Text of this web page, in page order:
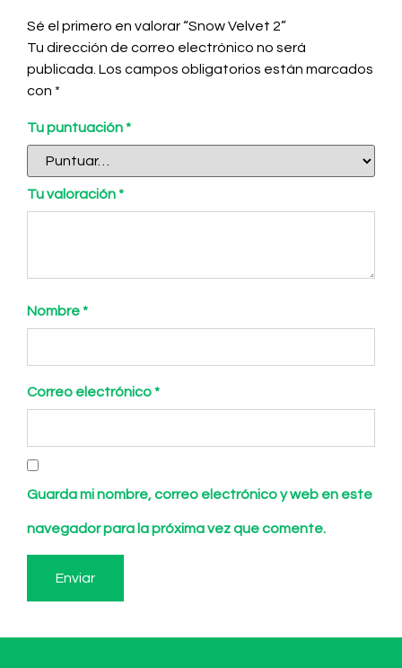
Sé el primero en valorar “Snow Velvet 2”
Tu dirección de correo electrónico no será
publicada. Los campos obligatorios están marcados
con *
Tu puntuación*
Tu valoración*
Nombre*
Correo electrónico*
Guarda mi nombre, correo electrónico y web en este
navegador para la próxima vez que comente.